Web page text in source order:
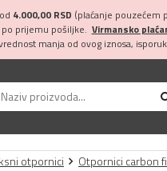
4.000,00 RSD (plaćanje pouzećem
prijemu pošiljke. Virmansko
manja od ovog iznosa,
otpornici Otpornici carbon